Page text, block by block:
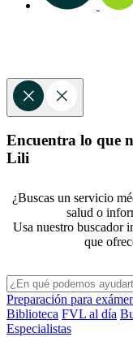
Encuentra lo que
Lili
¿Buscas un servicio
salud o
Usa nuestro buscador
que
Preparación para
Biblioteca FVL al día
Especialistas